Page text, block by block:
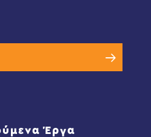
Έργα